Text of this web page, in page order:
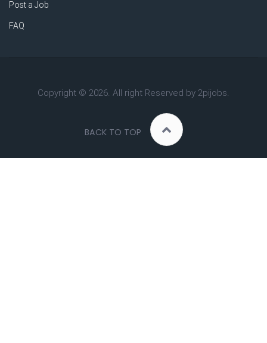
Post a Job
FAQ
Copyright © 2026. All right Reserved by 2pijobs.
BACK TO TOP